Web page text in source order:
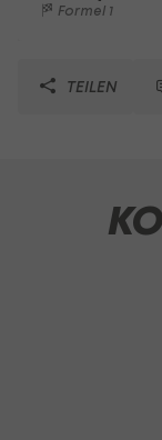
Formel 1
TEILEN